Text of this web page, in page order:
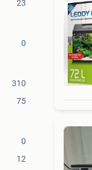
23
0
310
75
0
12